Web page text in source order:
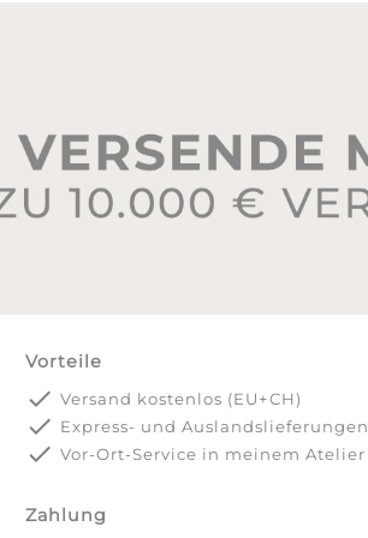
Vorteile
done Versand kostenlos (EU+CH)
done Express- und Auslandslieferungen
done Vor-Ort-Service in meinem Atelier
Zahlung